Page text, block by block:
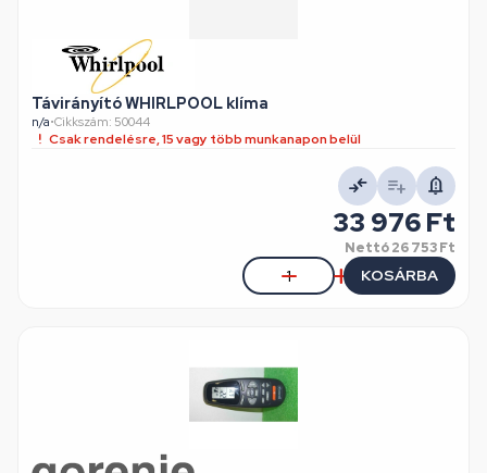
Távirányító WHIRLPOOL klíma
n/a•Cikkszám: 50044
Csak rendelésre, 15 vagy több munkanapon belül
33 976 Ft
Nettó26 753 Ft
KOSÁRBA